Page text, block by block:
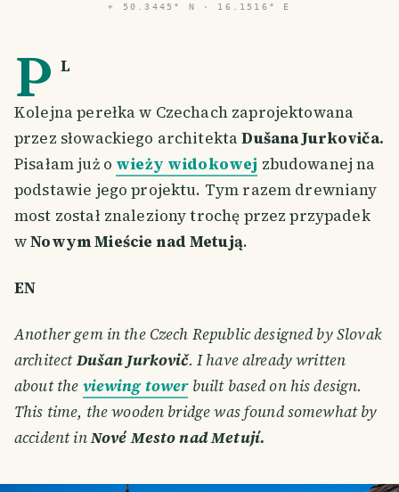
⌖ 50.3445° N · 16.1516° E
P L
Kolejna perełka w Czechach zaprojektowana
przez słowackiego architektaDušana Jurkoviča.
Pisałam już o wieży widokowej zbudowanej na
podstawie jego projektu. Tym razem drewniany
most został znaleziony trochę przez przypadek
wNowym Mieście nad Metują.
EN
Another gem in the Czech Republic designed by Slovak
architectDušan Jurkovič. I have already written
about the viewing towerbuilt based on his design.
This time, the wooden bridge was found somewhat by
accident inNové Mesto nad Metují.